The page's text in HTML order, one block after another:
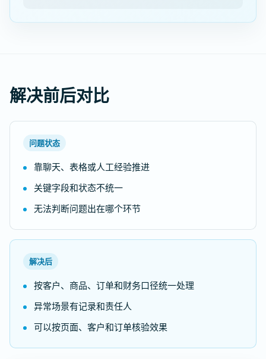
解决前后对比
问题状态
靠聊天、表格或人工经验推进
关键字段和状态不统一
无法判断问题出在哪个环节
解决后
按客户、商品、订单和财务口径统一处理
异常场景有记录和责任人
可以按页面、客户和订单核验效果